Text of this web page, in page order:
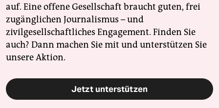
auf. Eine offene Gesellschaft braucht guten, frei
zugänglichen Journalismus – und
zivilgesellschaftliches Engagement. Finden Sie
auch? Dann machen Sie mit und unterstützen Sie
unsere Aktion.
Jetzt unterstützen